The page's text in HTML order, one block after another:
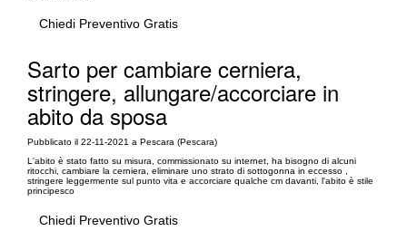
Chiedi Preventivo Gratis
Sarto per cambiare cerniera,
stringere, allungare/accorciare in
abito da sposa
Pubblicato il 22-11-2021 a Pescara (Pescara)
L'abito è stato fatto su misura, commissionato su internet, ha bisogno di alcuni
ritocchi, cambiare la cerniera, eliminare uno strato di sottogonna in eccesso ,
stringere leggermente sul punto vita e accorciare qualche cm davanti, l'abito è stile
principesco
Chiedi Preventivo Gratis